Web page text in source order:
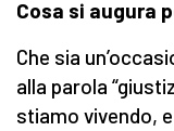
Cosa si augura
Che sia
alla parola
stiamo vivendo,